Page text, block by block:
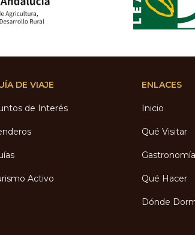
DE VIAJE
de Interés
Activo
ENLACES
Inicio
Qué Visitar
Gastronomía
Qué Hacer
Dónde